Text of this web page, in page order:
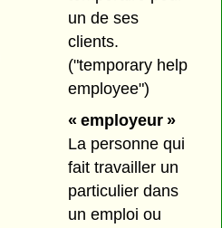
un de ses
clients.
("temporary help
employee")
« employeur »
La personne qui
fait travailler un
particulier dans
un emploi ou